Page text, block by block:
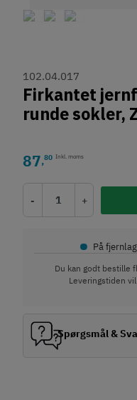
102.04.017
Firkantet
runde sokler,
87,80 Inkl. moms
- +
• På
Du kan godt bestille
Leveringstiden
Spørgsmål &